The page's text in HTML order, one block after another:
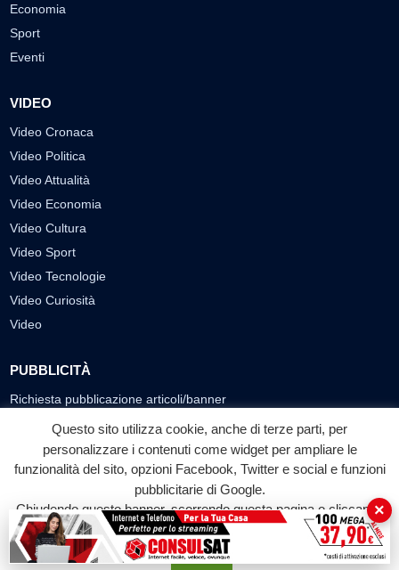
Economia
Sport
Eventi
VIDEO
Video Cronaca
Video Politica
Video Attualità
Video Economia
Video Cultura
Video Sport
Video Tecnologie
Video Curiosità
Video
PUBBLICITÀ
Richiesta pubblicazione articoli/banner
SEGUICI SUI SOCIAL
f
Facebook
◎ ▶
YouTube
© 2026 LABTV - Tutti i diritti riservati
Questo sito utilizza cookie, anche di terze parti, per
personalizzare i contenuti come widget per ampliare le
funzionalità del sito, opzioni Facebook, Twitter e social e funzioni
pubblicitarie di Google.
Chiudendo questo banner, scorrendo questa pagina o cliccando
su qualunque suo elemento acconsenti all'uso dei cookie.
Accetta
×